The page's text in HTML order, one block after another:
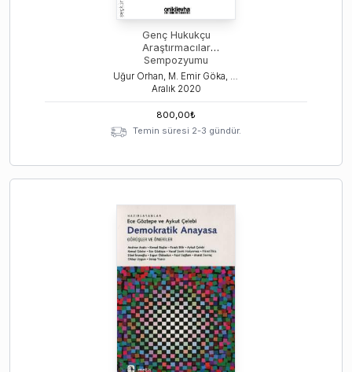
Genç Hukukçu
Araştırmacılar
Sempozyumu
Uğur Orhan, M. Emir Göka, Ece Göztepe
Aralık 2020
800,00₺
Temin süresi 2-3 gündür.